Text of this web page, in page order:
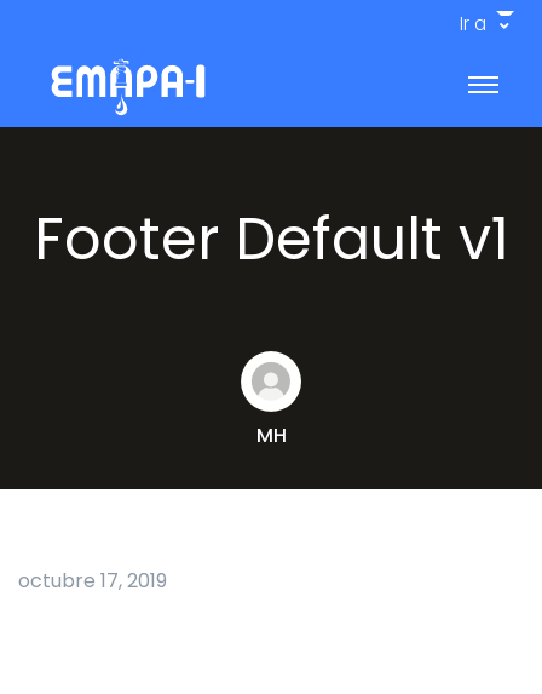
Ir a
Footer Default v1
MH
octubre 17, 2019